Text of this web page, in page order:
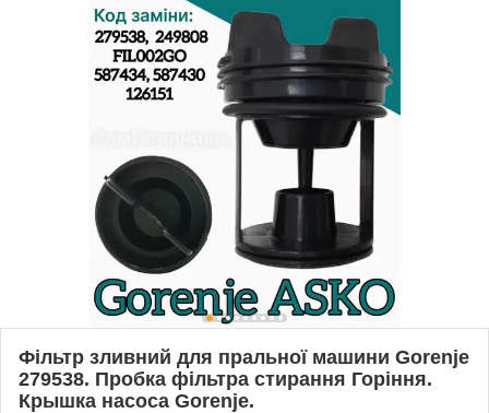
Фільтр зливний для пральної машини Gorenje
279538. Пробка фільтра стирання Горіння.
Крышка насоса Gorenje.